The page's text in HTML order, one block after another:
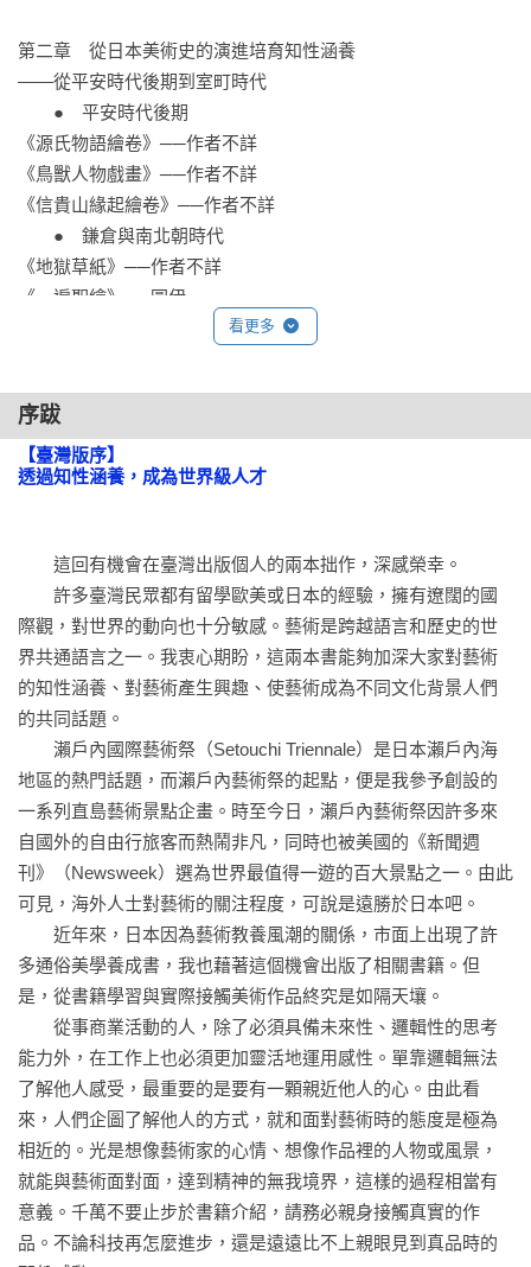
◎「館長陪讀」、「館長帶逛」，最實用的日本美術鑑賞基礎
․東洋美學的三個關鍵字：空間連續性、微型、成對。
․日本美術建立在「幻想」上，現實形狀不重要，畫出心象才關
․館長獨創不藏私鑑賞法：留白之美、線條表現、主題的極端
性。
․特企展必看，但又不必過分拘泥國寶、重要文化財展，為什
樣逛。
東洋美學總讓人在「無意間」意識到其存在，不似西洋美術那
象才關鍵。
一切可觸動心靈的事物，都能視為美，自然無須太過寫實。
越是了解日本美術，就越能真確地感受何謂美學，
進而影響你個人眼中的世界、如何參與外在世界、與他人產生
互動，
最後更會擴及至一切的思想、看法和感受。
日本美術何以風靡全球、吸引知識分子熱烈追捧？
一窺東洋美學堂奧的基礎入門，就讀秋元雄史的日本美術鑑賞
術。
【收錄作品一覽】
․《源氏物語繪卷》作者不詳
․《鳥獸人物戲畫》作者不詳
․《信貴山緣起繪卷》作者不詳
․《地獄草紙》作者不詳
․《一遍聖繪》圓伊
․《明惠上人樹上坐禪像》成忍
․《瓢鮎圖》如拙
․《天橋立圖》雪舟
․《龍虎圖》雪村
․《唐獅子圖屏風》狩野永德
第二章　從日本美術史的演進培育知性涵養
——從平安時代後期到室町時代
●　平安時代後期
《源氏物語繪卷》──作者不詳
《鳥獸人物戲畫》──作者不詳
《信貴山緣起繪卷》──作者不詳
●　鎌倉與南北朝時代
《地獄草紙》──作者不詳
《一遍聖繪》──圓伊
《明惠上人樹上坐禪像》──成忍
《瓢鮎圖》──如拙
《天橋立圖》──雪舟
《龍虎圖》──雪村
●　桃山時代
《唐獅子圖屏風》──狩野永德
《松林圖屏風》──長谷川等伯
●　江戶時代中期
《紅白梅圖屏風》──尾形光琳
《動植綵繪　紫陽花雙雞圖》──伊藤若冲
《犬兒圖》──圓山應舉
《凍雲篩雪圖》──浦上玉堂
《冨嶽三十六景　神奈川沖浪裏》──葛飾北齋
●　明治以降
《夜櫻》──橫山大觀
《序之舞》──上村松園
第四章　日本美術鑑賞的基礎入門
●　館長陪讀！了解日本人對美的喜好
總在「無意間」感受到的東洋美學意識
對「空間連續性」的喜好
對「微型」的喜好
對「成對」的喜好
●　館長陪讀！了解日本美術的創作技法
現實形狀不重要，畫出心象才關鍵
一切可觸動心靈的事物，都能視為美
日本美術建立在「幻想」之上
看更多
序跋
【臺灣版序】
透過知性涵養，成為世界級人才
這回有機會在臺灣出版個人的兩本拙作，深感榮幸。
許多臺灣民眾都有留學歐美或日本的經驗，擁有遼闊的國
際觀，對世界的動向也十分敏感。藝術是跨越語言和歷史的世
界共通語言之一。我衷心期盼，這兩本書能夠加深大家對藝術
的知性涵養、對藝術產生興趣、使藝術成為不同文化背景人們
的共同話題。
瀨戶內國際藝術祭（Setouchi Triennale）是日本瀨戶內海
地區的熱門話題，而瀨戶內藝術祭的起點，便是我參予創設的
一系列直島藝術景點企畫。時至今日，瀨戶內藝術祭因許多來
自國外的自由行旅客而熱鬧非凡，同時也被美國的《新聞週
刊》（Newsweek）選為世界最值得一遊的百大景點之一。由此
可見，海外人士對藝術的關注程度，可說是遠勝於日本吧。
近年來，日本因為藝術教養風潮的關係，市面上出現了許
多通俗美學養成書，我也藉著這個機會出版了相關書籍。但
是，從書籍學習與實際接觸美術作品終究是如隔天壤。
從事商業活動的人，除了必須具備未來性、邏輯性的思考
能力外，在工作上也必須更加靈活地運用感性。單靠邏輯無法
了解他人感受，最重要的是要有一顆親近他人的心。由此看
來，人們企圖了解他人的方式，就和面對藝術時的態度是極為
相近的。光是想像藝術家的心情、想像作品裡的人物或風景，
就能與藝術面對面，達到精神的無我境界，這樣的過程相當有
意義。千萬不要止步於書籍介紹，請務必親身接觸真實的作
品。不論科技再怎麼進步，還是遠遠比不上親眼見到真品時的